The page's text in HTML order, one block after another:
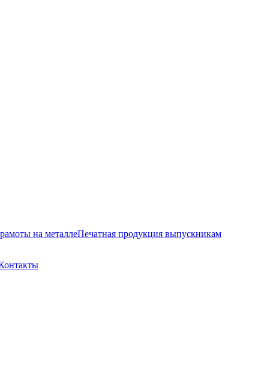
на металлеПечатная продукция выпускникам